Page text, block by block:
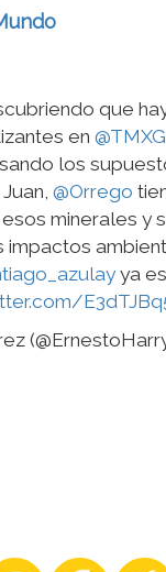
que
en
los
@Orrego
minerales y
impactos
ya